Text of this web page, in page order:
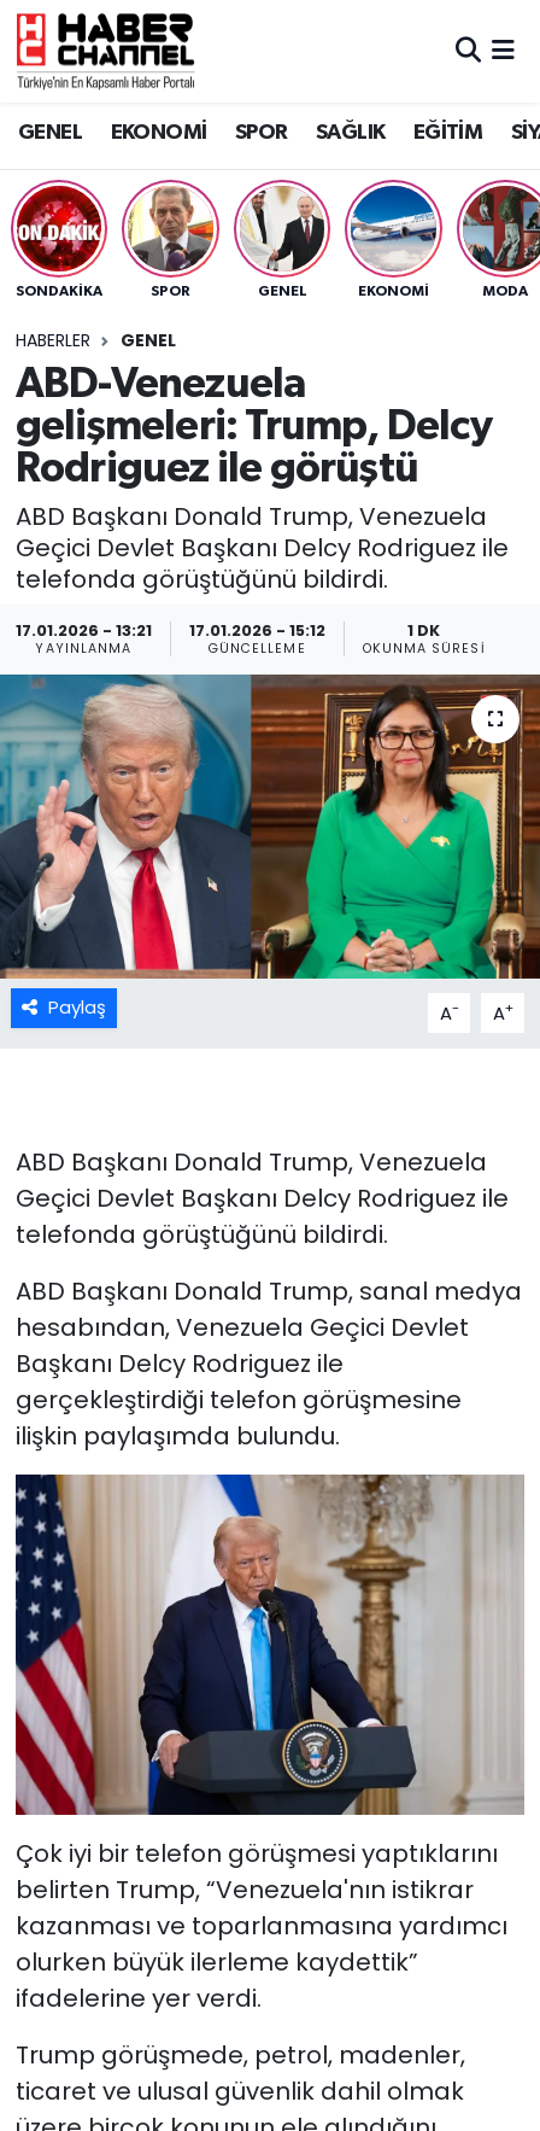
GENEL EKONOMİ SPOR SAĞLIK EĞİTİM
SONDAKIKA SPOR GENEL EKONOMİ MODA
HABERLER GENEL
ABD-Venezuela
gelişmeleri: Trump, Delcy
Rodriguez ile görüştü
ABD Başkanı Donald Trump, Venezuela
Geçici Devlet Başkanı Delcy Rodriguez ile
telefonda görüştüğünü bildirdi.
17.01.2026 - 13:21
YAYINLANMA
17.01.2026 - 15:12
GÜNCELLEME
1 DK
OKUNMA SÜRESI
Paylaş A- A+
ABD Başkanı Donald Trump, Venezuela
Geçici Devlet Başkanı Delcy Rodriguez ile
telefonda görüştüğünü bildirdi.
ABD Başkanı Donald Trump, sanal medya
hesabından, Venezuela Geçici Devlet
Başkanı Delcy Rodriguez ile
gerçekleştirdiği telefon görüşmesine
ilişkin paylaşımda bulundu.
Çok iyi bir telefon görüşmesi yaptıklarını
belirten Trump, “Venezuela'nın istikrar
kazanması ve toparlanmasına yardımcı
olurken büyük ilerleme kaydettik”
ifadelerine yer verdi.
Trump görüşmede, petrol, madenler,
ticaret ve ulusal güvenlik dahil olmak
GENEL
SPOR
SAĞLIK
EĞİTİM
SİYASET
MAGAZİN
Nöbetçi Eczaneler
Trafik Durumu
Süper Lig Puan Durumu ve Fikstür
Tüm Manşetler
Son Dakika Haberleri
Haber Arşivi